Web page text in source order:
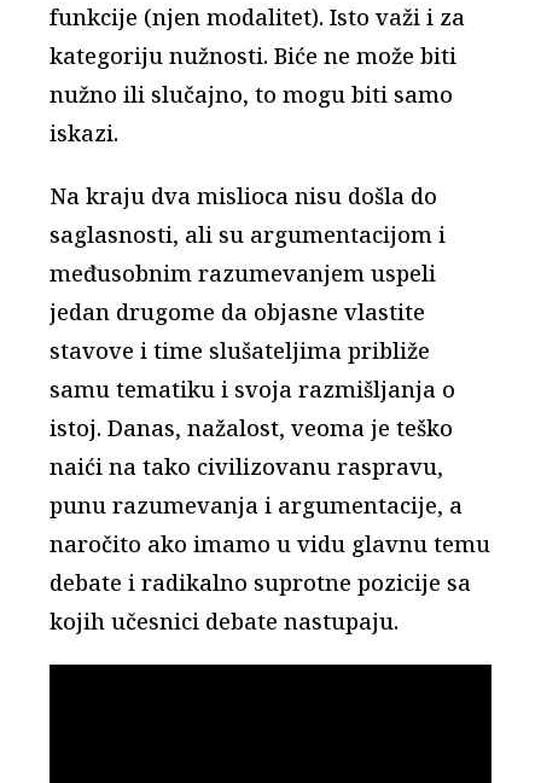
funkcije (njen modalitet). Isto važi i za
kategoriju nužnosti. Biće ne može biti
nužno ili slučajno, to mogu biti samo
iskazi.
Na kraju dva mislioca nisu došla do
saglasnosti, ali su argumentacijom i
međusobnim razumevanjem uspeli
jedan drugome da objasne vlastite
stavove i time slušateljima približe
samu tematiku i svoja razmišljanja o
istoj. Danas, nažalost, veoma je teško
naići na tako civilizovanu raspravu,
punu razumevanja i argumentacije, a
naročito ako imamo u vidu glavnu temu
debate i radikalno suprotne pozicije sa
kojih učesnici debate nastupaju.